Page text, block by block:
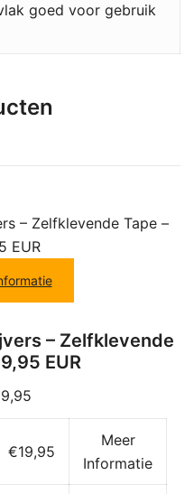
goed voor gebruik
– Zelfklevende
EUR
€19,95
Meer
Informatie